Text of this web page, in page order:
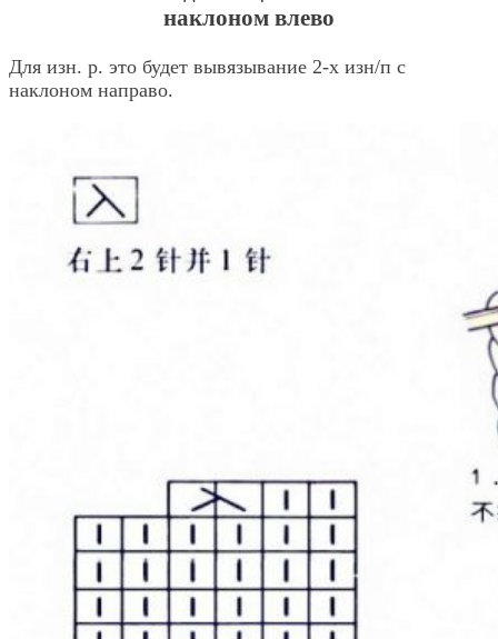
наклоном влево
Для изн. р. это будет вывязывание 2-х изн/п с
наклоном направо.